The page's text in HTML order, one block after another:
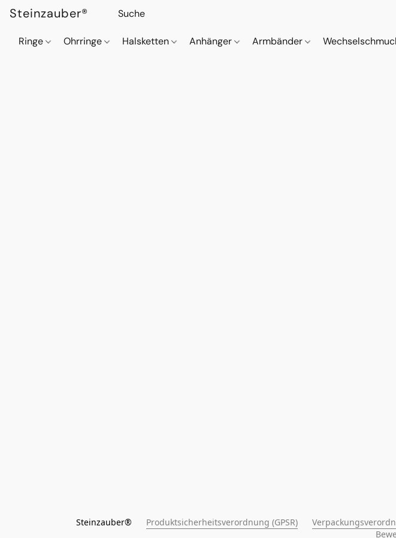
Steinzauber®
Ringe Ohrringe Halsketten Anhänger Armbänder
Steinzauber® Produktsicherheitsverordnung (GPSR)